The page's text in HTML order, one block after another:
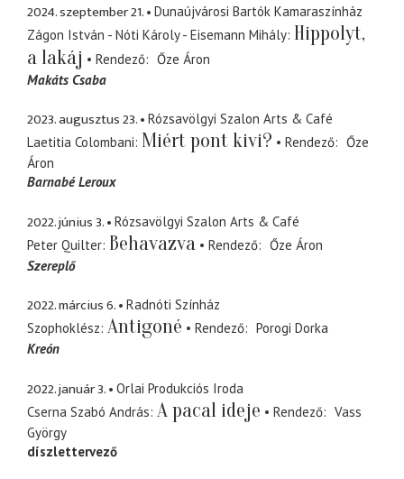
2024. szeptember 21.
Dunaújvárosi Bartók Kamaraszínház
Zágon István - Nóti Károly - Eisemann Mihály Hippolyt,
a lakáj
Rendező
Őze Áron
Makáts Csaba
2023. augusztus 23.
Rózsavölgyi Szalon Arts & Café
Laetitia Colombani Miért pont kivi? Rendező
Őze
Áron
Barnabé Leroux
2022. június 3.
Rózsavölgyi Szalon Arts & Café
Peter Quilter Behavazva Rendező
Őze Áron
Szereplő
2022. március 6.
Radnóti Színház
Szophoklész Antigoné Rendező
Porogi Dorka
Kreón
2022. január 3.
Orlai Produkciós Iroda
Cserna Szabó András A pacal ideje Rendező
Vass
György
díszlettervező